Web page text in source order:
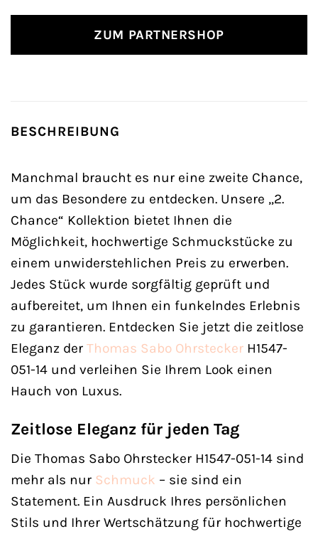
ZUM PARTNERSHOP
BESCHREIBUNG
Manchmal braucht es nur eine zweite Chance,
um das Besondere zu entdecken. Unsere „2.
Chance“ Kollektion bietet Ihnen die
Möglichkeit, hochwertige Schmuckstücke zu
einem unwiderstehlichen Preis zu erwerben.
Jedes Stück wurde sorgfältig geprüft und
aufbereitet, um Ihnen ein funkelndes Erlebnis
zu garantieren. Entdecken Sie jetzt die zeitlose
Eleganz der Thomas Sabo Ohrstecker H1547-
051-14 und verleihen Sie Ihrem Look einen
Hauch von Luxus.
Zeitlose Eleganz für jeden Tag
Die Thomas Sabo Ohrstecker H1547-051-14 sind
mehr als nur Schmuck – sie sind ein
Statement. Ein Ausdruck Ihres persönlichen
Stils und Ihrer Wertschätzung für hochwertige